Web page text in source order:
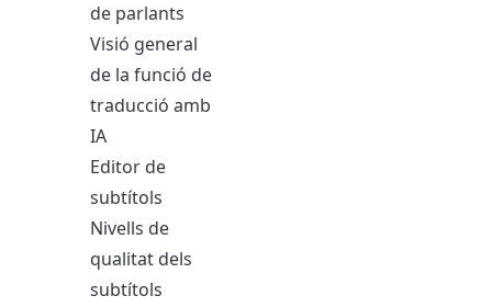
de parlants
Visió general
de la funció de
traducció amb
IA
Editor de
subtítols
Nivells de
qualitat dels
subtítols